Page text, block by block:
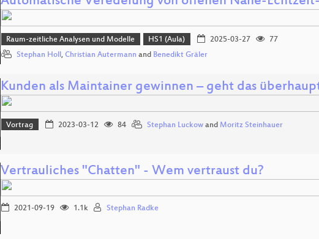
Raum-zeitliche Analysen und Modelle HS1 (Aula) 2025-03-27
77
Stephan Holl , Christian Autermann and Benedikt Gräler
Kunden als Maintainer gewinnen – geht das
Vortrag 2023-03-12 84 Stephan Luckowand Moritz Steinhauer
Vertrauliches "Chatten" - Wem vertraust du?
2021-09-19 1.1k Stephan Radke